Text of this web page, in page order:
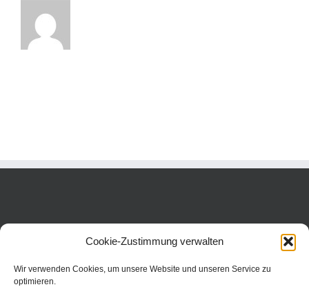
Cookie-Zustimmung verwalten
Wir verwenden Cookies, um unsere Website und unseren Service zu
optimieren.